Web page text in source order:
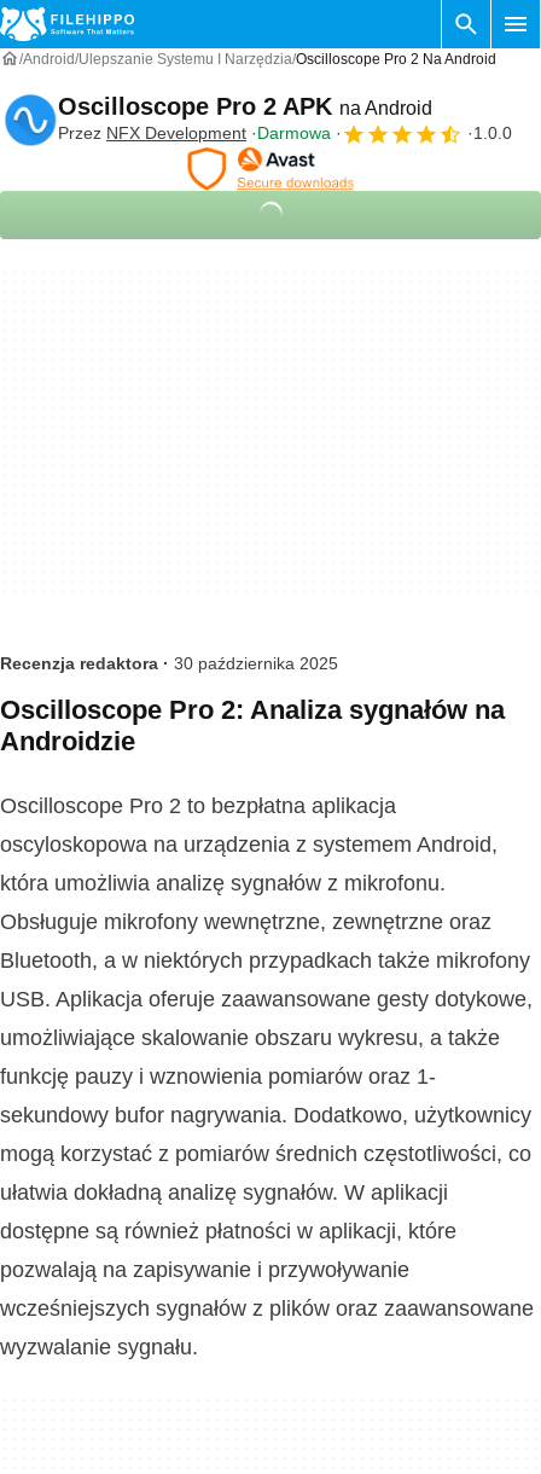
Android Ulepszanie Systemu I Narzędzia Oscilloscope Pro 2 Na Android
Oscilloscope Pro 2 APK na Android
Przez NFX Development Darmowa 1.0.0
Recenzja redaktora · 30 października 2025
Oscilloscope Pro 2: Analiza sygnałów na
Androidzie
Oscilloscope Pro 2 to bezpłatna aplikacja
oscyloskopowa na urządzenia z systemem Android,
która umożliwia analizę sygnałów z mikrofonu.
Obsługuje mikrofony wewnętrzne, zewnętrzne oraz
Bluetooth, a w niektórych przypadkach także mikrofony
USB. Aplikacja oferuje zaawansowane gesty dotykowe,
umożliwiające skalowanie obszaru wykresu, a także
funkcję pauzy i wznowienia pomiarów oraz 1-
sekundowy bufor nagrywania. Dodatkowo, użytkownicy
mogą korzystać z pomiarów średnich częstotliwości, co
ułatwia dokładną analizę sygnałów. W aplikacji
dostępne są również płatności w aplikacji, które
pozwalają na zapisywanie i przywoływanie
wcześniejszych sygnałów z plików oraz zaawansowane
wyzwalanie sygnału.